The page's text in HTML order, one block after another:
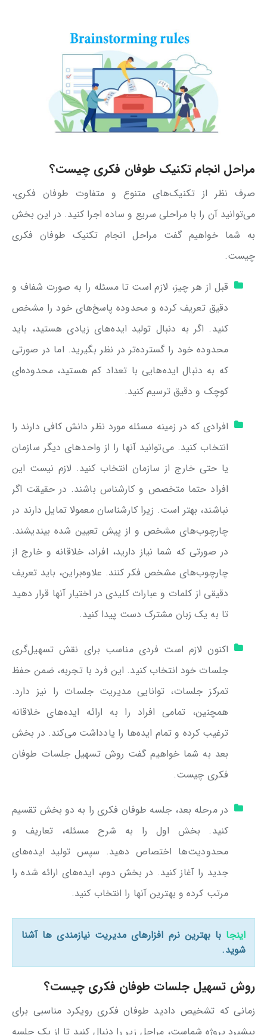
مراحل انجام تکنیک طوفان فکری چیست؟
صرف نظر از تکنیک‌های متنوع و متفاوت طوفان فکری،
می‌توانید آن را با مراحلی سریع و ساده اجرا کنید. در این بخش
به شما خواهیم گفت مراحل انجام تکنیک طوفان فکری
چیست.
قبل از هر چیز، لازم است تا مسئله را به صورت شفاف و
دقیق تعریف کرده و محدوده پاسخ‌های خود را مشخص
کنید. اگر به دنبال تولید ایده‌های زیادی هستید، باید
محدوده خود را گسترده‌تر در نظر بگیرید. اما در صورتی
که به دنبال ایده‌هایی با تعداد کم هستید، محدوده‌ای
کوچک و دقیق ترسیم کنید.
افرادی که در زمینه مسئله مورد نظر دانش کافی دارند را
انتخاب کنید. می‌توانید آنها را از واحدهای دیگر سازمان
یا حتی خارج از سازمان انتخاب کنید. لازم نیست این
افراد حتما متخصص و کارشناس باشند. در حقیقت اگر
نباشند، بهتر است. زیرا کارشناسان معمولا تمایل دارند در
چارچوب‌های مشخص و از پیش تعیین شده بیندیشند.
در صورتی که شما نیاز دارید، افراد، خلاقانه و خارج از
چارچوب‌های مشخص فکر کنند. علاوه‌براین، باید تعریف
دقیقی از کلمات و عبارات کلیدی در اختیار آنها قرار دهید
تا به یک زبان مشترک دست پیدا کنید.
اکنون لازم است فردی مناسب برای نقش تسهیل‌گری
جلسات خود انتخاب کنید. این فرد با تجربه، ضمن حفظ
تمرکز جلسات، توانایی مدیریت جلسات را نیز دارد.
همچنین، تمامی افراد را به ارائه ایده‌های خلاقانه
ترغیب کرده و تمام ایده‌ها را یادداشت می‌کند. در بخش
بعد به شما خواهیم گفت روش تسهیل جلسات طوفان
فکری چیست.
در مرحله بعد، جلسه طوفان فکری را به دو بخش تقسیم
کنید. بخش اول را به شرح مسئله، تعاریف و
محدودیت‌ها اختصاص دهید. سپس تولید ایده‌های
جدید را آغاز کنید. در بخش دوم، ایده‌های ارائه شده را
مرتب کرده و بهترین آنها را انتخاب کنید.
اینجا با بهترین نرم افزارهای مدیریت نیازمندی ها آشنا
شوید.
روش تسهیل جلسات طوفان فکری چیست؟
زمانی که تشخیص دادید طوفان فکری رویکرد مناسبی برای
پیشبرد پروژه شماست، مراحل زیر را دنبال کنید تا از یک جلسه